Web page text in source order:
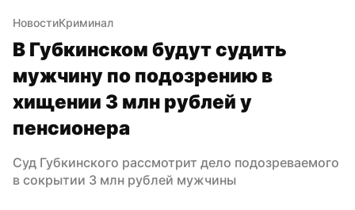
НовостиКриминал
В Губкинском будут судить
мужчину по подозрению в
хищении 3 млн рублей у
пенсионера
Суд Губкинского рассмотрит дело подозреваемого
в сокрытии 3 млн рублей мужчины